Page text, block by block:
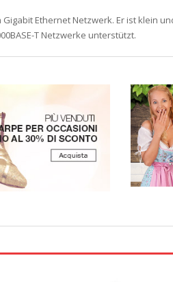
Ethernet Netzwerk. Er ist klein
T Netzwerke unterstützt.